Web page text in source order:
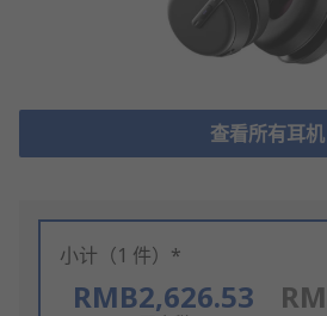
查看所有耳机
小计（1 件）*
RMB2,626.53